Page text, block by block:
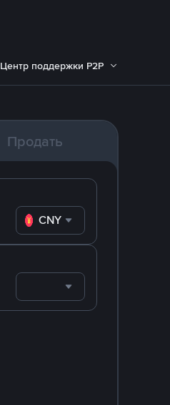
Центр поддержки P2P
Продать
CNY